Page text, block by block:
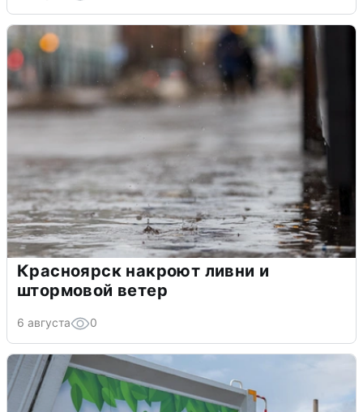
Красноярск накроют ливни и
штормовой ветер
6 августа 0